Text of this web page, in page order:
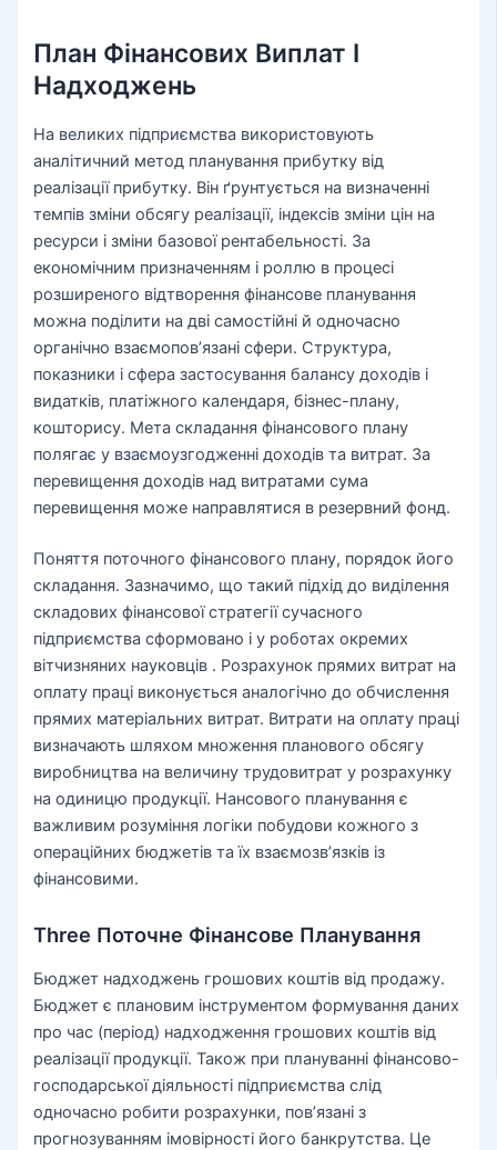
План Фінансових Виплат І
Надходжень
На великих підприємства використовують
аналітичний метод планування прибутку від
реалізації прибутку. Він ґрунтується на визначенні
темпів зміни обсягу реалізації, індексів зміни цін на
ресурси і зміни базової рентабельності. За
економічним призначенням і роллю в процесі
розширеного відтворення фінансове планування
можна поділити на дві самостійні й одночасно
органічно взаємопов’язані сфери. Структура,
показники і сфера застосування балансу доходів і
видатків, платіжного календаря, бізнес-плану,
кошторису. Мета складання фінансового плану
полягає у взаємоузгодженні доходів та витрат. За
перевищення доходів над витратами сума
перевищення може направлятися в резервний фонд.
Поняття поточного фінансового плану, порядок його
складання. Зазначимо, що такий підхід до виділення
складових фінансової стратегії сучасного
підприємства сформовано і у роботах окремих
вітчизняних науковців . Розрахунок прямих витрат на
оплату праці виконується аналогічно до обчислення
прямих матеріальних витрат. Витрати на оплату праці
визначають шляхом множення планового обсягу
виробництва на величину трудовитрат у розрахунку
на одиницю продукції. Нансового планування є
важливим розуміння логіки побудови кожного з
операційних бюджетів та їх взаємозв’язків із
фінансовими.
Three Поточне Фінансове Планування
Бюджет надходжень грошових коштів від продажу.
Бюджет є плановим інструментом формування даних
про час (період) надходження грошових коштів від
реалізації продукції. Також при плануванні фінансово-
господарської діяльності підприємства слід
одночасно робити розрахунки, пов’язані з
прогнозуванням імовірності його банкрутства. Це